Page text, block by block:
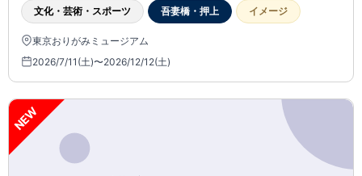
文化・芸術・スポーツ 吾妻橋・押上 イメージ
東京おりがみミュージアム
2026/7/11(土)〜2026/12/12(土)
NEW